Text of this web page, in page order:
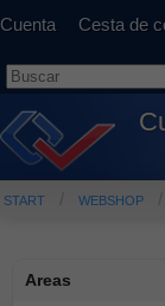
Cuenta Cesta de
START WEBSHOP
Areas